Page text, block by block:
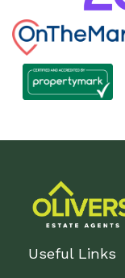
Useful Links